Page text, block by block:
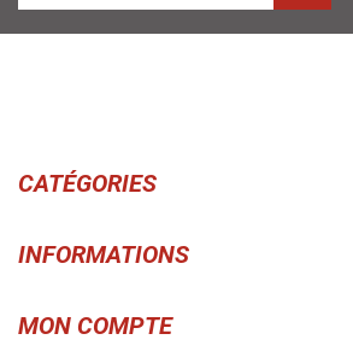
CATÉGORIES
INFORMATIONS
MON COMPTE